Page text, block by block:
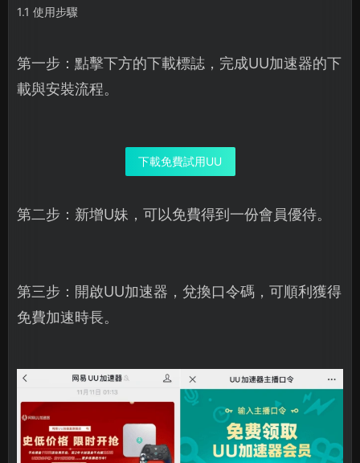
1.1 使用步驟
第一步：點擊下方的下載標誌，完成UU加速器的下
載與安裝流程。
下載免費試用UU
第二步：新增U妹，可以免費得到一份會員優待。
第三步：開啟UU加速器，兌換口令碼，可順利獲得
免費加速時長。